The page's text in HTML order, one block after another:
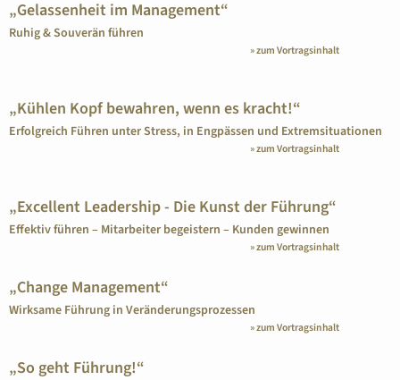
„Gelassenheit im Management“
Ruhig & Souverän führen
» zum Vortragsinhalt
„Kühlen Kopf bewahren, wenn es kracht!“
Erfolgreich Führen unter Stress, in Engpässen und Extremsituationen
» zum Vortragsinhalt
„Excellent Leadership - Die Kunst der Führung“
Effektiv führen – Mitarbeiter begeistern – Kunden gewinnen
» zum Vortragsinhalt
„Change Management“
Wirksame Führung in Veränderungsprozessen
» zum Vortragsinhalt
„So geht Führung!“